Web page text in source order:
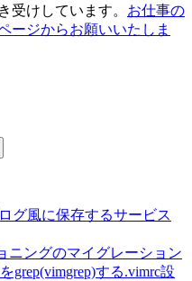
受けしています。 お仕事の
ージからお願いいたしま
グ風に保存するサービス
ニングのマイグレーション
grep(vimgrep)する.vimrc設